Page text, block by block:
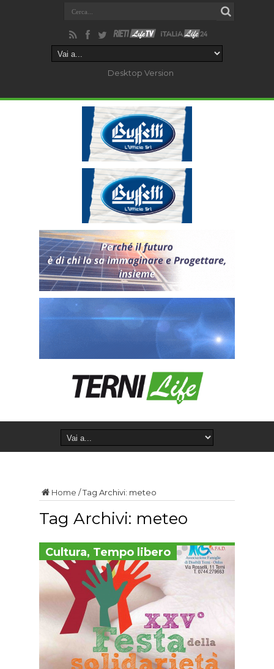
Desktop Version
Home /Tag Archivi: meteo
Tag Archivi: meteo
Cultura, Tempo libero